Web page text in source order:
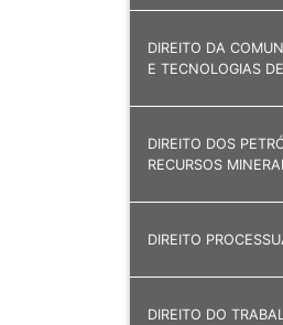
DIREITO DA
E TECNOLOGIAS
DIREITO DOS
RECURSOS
DIREITO
DIREITO DO